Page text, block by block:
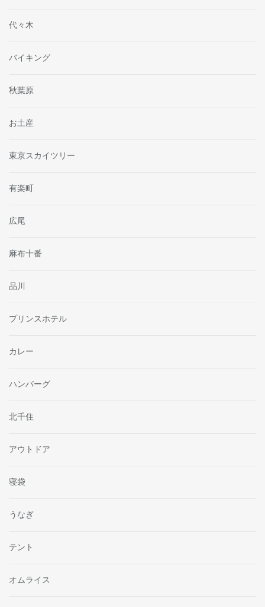
代々木
バイキング
秋葉原
お土産
東京スカイツリー
有楽町
広尾
麻布十番
品川
プリンスホテル
カレー
ハンバーグ
北千住
アウトドア
寝袋
うなぎ
テント
オムライス